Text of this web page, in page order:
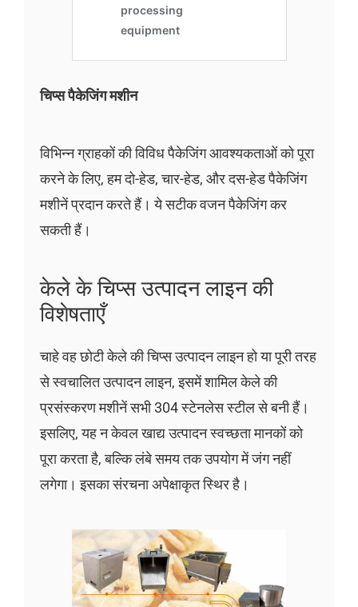
चिप्स पैकेजिंग मशीन
विभिन्न ग्राहकों की विविध पैकेजिंग आवश्यकताओं को पूरा
करने के लिए, हम दो-हेड, चार-हेड, और दस-हेड पैकेजिंग
मशीनें प्रदान करते हैं। ये सटीक वजन पैकेजिंग कर
सकती हैं।
केले के चिप्स उत्पादन लाइन की
विशेषताएँ
चाहे वह छोटी केले की चिप्स उत्पादन लाइन हो या पूरी तरह
से स्वचालित उत्पादन लाइन, इसमें शामिल केले की
प्रसंस्करण मशीनें सभी 304 स्टेनलेस स्टील से बनी हैं।
इसलिए, यह न केवल खाद्य उत्पादन स्वच्छता मानकों को
पूरा करता है, बल्कि लंबे समय तक उपयोग में जंग नहीं
लगेगा। इसका संरचना अपेक्षाकृत स्थिर है।